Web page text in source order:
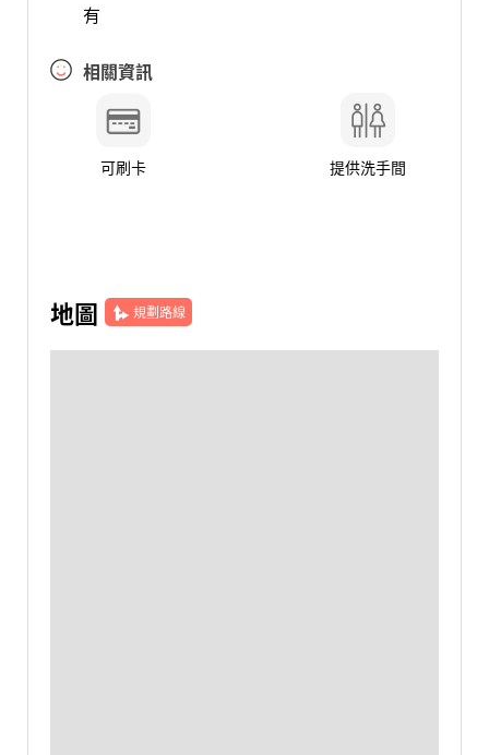
有
相關資訊
可刷卡 提供洗手間
地圖 規劃路線